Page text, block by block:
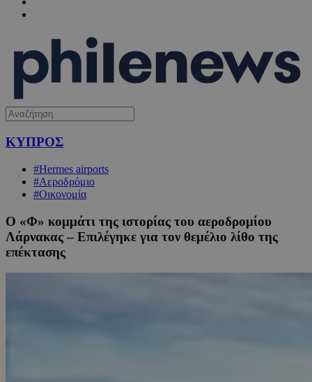
ΚΥΠΡΟΣ
#Hermes airports
#Αεροδρόμιο
#Οικονομία
Ο «Φ» κομμάτι της ιστορίας του αεροδρομίου
Λάρνακας – Επιλέγηκε για τον θεμέλιο λίθο της
επέκτασης